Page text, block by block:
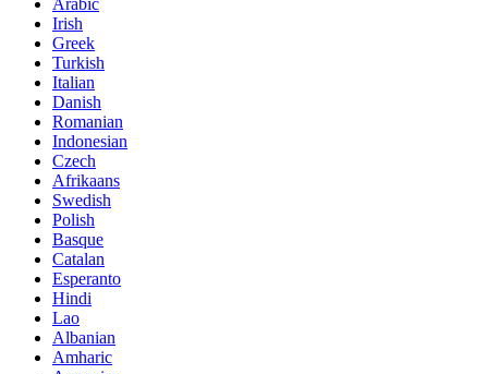
Arabic
Irish
Greek
Turkish
Italian
Danish
Romanian
Indonesian
Czech
Afrikaans
Swedish
Polish
Basque
Catalan
Esperanto
Hindi
Lao
Albanian
Amharic